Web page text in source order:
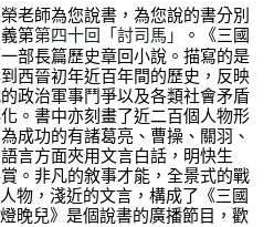
老師為您說書，為您說的書分別
第第四十回「討司馬」 。《三國
部長篇歷史章回小說。描寫的是
西晉初年近百年間的歷史，反映
政治軍事鬥爭以及各類社會矛盾
。書中亦刻畫了近二百個人物形
成功的有諸葛亮、曹操、關羽、
言方面夾用文言白話，明快生
。非凡的敘事才能，全景式的戰
物，淺近的文言，構成了《三國
晚兒》是個說書的廣播節目，歡